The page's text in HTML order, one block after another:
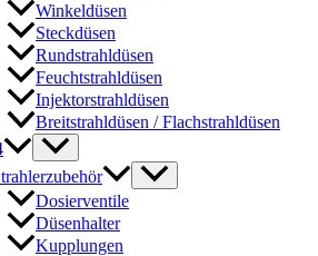
Winkeldüsen
Steckdüsen
Rundstrahldüsen
Feuchtstrahldüsen
Injektorstrahldüsen
Breitstrahldüsen / Flachstrahldüsen
Dosierventile
Düsenhalter
Kupplungen